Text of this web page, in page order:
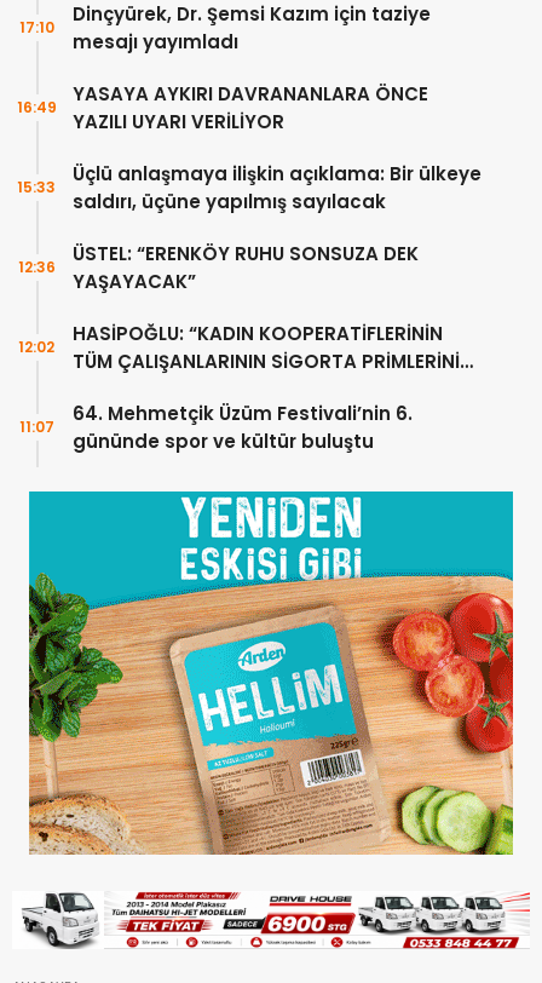
Dinçyürek, Dr. Şemsi Kazım için taziye
mesajı yayımladı
17:10
YASAYA AYKIRI DAVRANANLARA ÖNCE
YAZILI UYARI VERİLİYOR
16:49
Üçlü anlaşmaya ilişkin açıklama: Bir ülkeye
saldırı, üçüne yapılmış sayılacak
15:33
ÜSTEL: “ERENKÖY RUHU SONSUZA DEK
YAŞAYACAK”
12:36
HASİPOĞLU: “KADIN KOOPERATİFLERİNİN
TÜM ÇALIŞANLARININ SİGORTA PRİMLERİNİ
12:02
64. Mehmetçik Üzüm Festivali’nin 6.
gününde spor ve kültür buluştu
11:07